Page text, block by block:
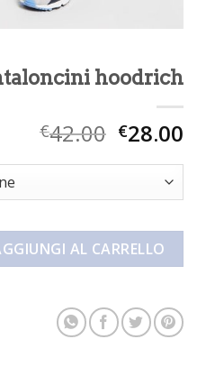
hoodrich
€42.00 €28.00
quantitàAL CARRELLO